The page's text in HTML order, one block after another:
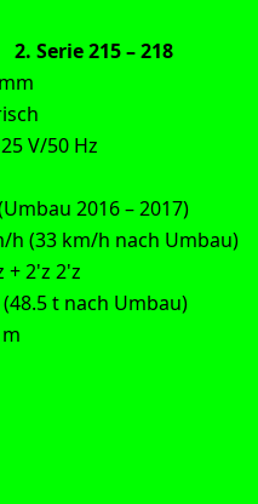
2. Serie 215 – 218
V/50 Hz
2016 – 2017)
h (33 km/h nach Umbau)
+ 2'z 2'z
t nach Umbau)